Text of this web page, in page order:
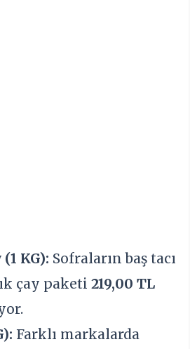
KG): Sofraların baş tacı
çay paketi219,00 TL
Farklı markalarda